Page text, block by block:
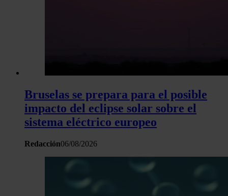
Bruselas se prepara para el posible
impacto del eclipse solar sobre el
sistema eléctrico europeo
Redacción06/08/2026